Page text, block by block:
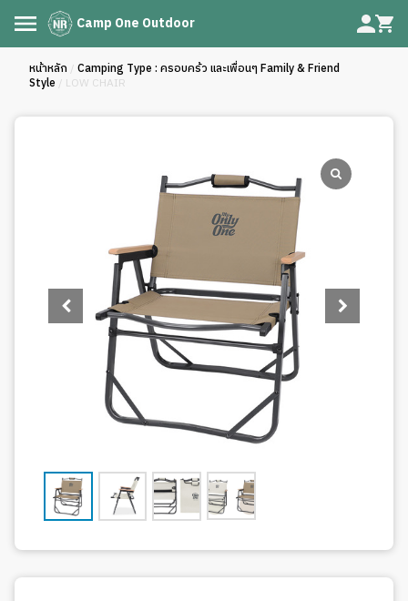
Camp One Outdoor
หน้าหลัก / Camping Type : ครอบคร้ว และเพื่อนๆ Family & Friend
Style / LOW CHAIR